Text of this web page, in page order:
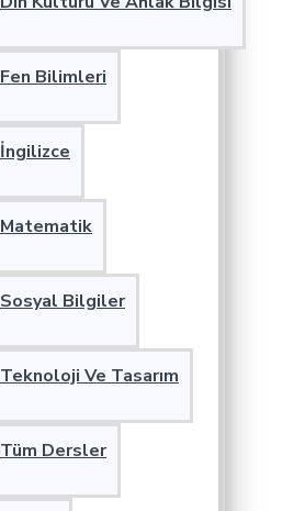
Fen Bilimleri
İngilizce
Matematik
Sosyal Bilgiler
Teknoloji Ve Tasarım
Tüm Dersler